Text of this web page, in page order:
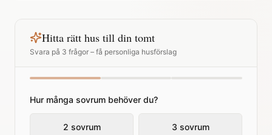
Hitta rätt hus till din tomt
Svara på 3 frågor – få personliga husförslag
Hur många sovrum behöver du?
2 sovrum 3 sovrum